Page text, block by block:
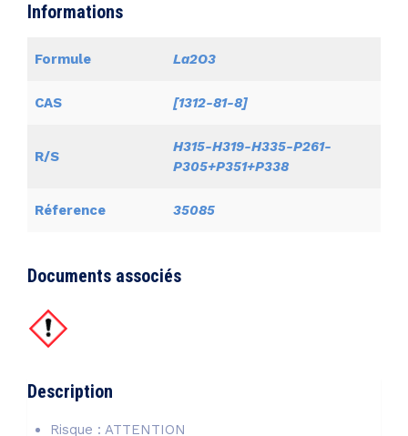
Informations
Formule La2O3
CAS [1312-81-8]
R/S
H315-H319-H335-P261-
P305+P351+P338
Réference 35085
Documents associés
Description
Risque : ATTENTION